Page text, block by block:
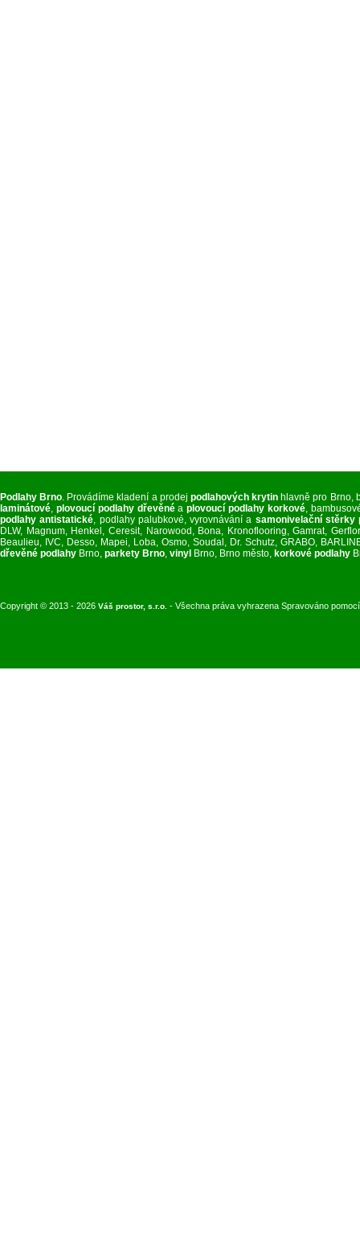
Podlahy Brno. Provádíme kladení a prodej podlahových krytin hlavně pro Brno,
laminátové, plovoucí podlahy dřevěnéaplovoucí podlahy korkové,
podlahy antistatické, podlahy palubkové, vyrovnávání a samonivelační stěrky
DLW, Magnum, Henkel, Ceresit, Narowood, Bona, Kronoflooring, Gamrat,
Beaulieu, IVC, Desso, Mapei, Loba, Osmo, Soudal, Dr. Schutz, GRABO,
dřevěné podlahy Brno, parkety Brno, vinyl Brno, Brno město, korkové podlahy
Copyright © 2013 - 2026 Váš prostor, s.r.o. - Všechna práva vyhrazena Spravováno